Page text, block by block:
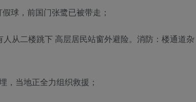
球，前国门张鹭已被带走；
从二楼跳下 高层居民站窗外避险。消防：楼通道杂
，当地正全力组织救援；